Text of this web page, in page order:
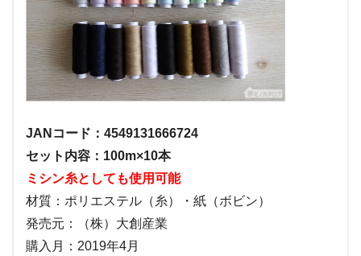
JANコード：4549131666724
セット内容：100m×10本
ミシン糸としても使用可能
材質：ポリエステル（糸）・紙（ボビン）
発売元：（株）大創産業
購入月：2019年4月